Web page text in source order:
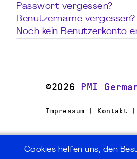
Passwort vergessen?
Benutzername vergessen?
Noch kein Benutzerkonto
©2026 PMI
Impressum | Kontakt
Cookies helfen uns, den